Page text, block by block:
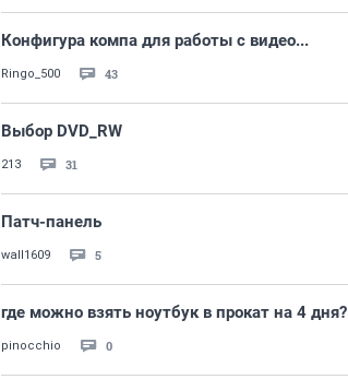
Конфигура компа для работы с видео...
Ringo_500 43
Выбор DVD_RW
213 31
Патч-панель
wall1609 5
где можно взять ноутбук в прокат на 4 дня?
pinocchio 0